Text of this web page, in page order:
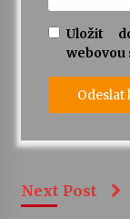
Uložit
Next Post